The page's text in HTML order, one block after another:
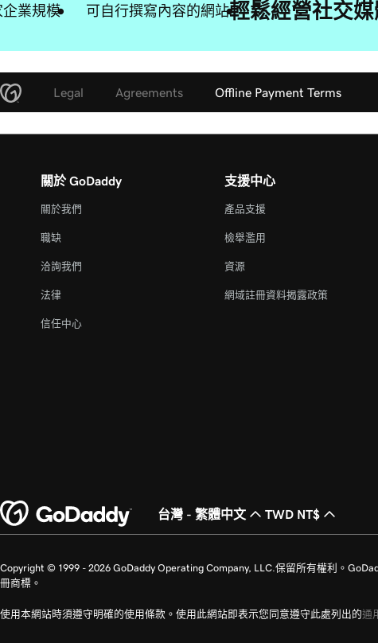
業規模 可自行撰寫內容的網站輕鬆經營社交媒
Legal Agreements Offline Payment Terms
關於 GoDaddy
關於我們
職缺
洽詢我們
法律
信任中心
支援中心
產品支援
檢舉濫用
資源
網域註冊資料揭露政策
台灣 - 繁體中文 TWD NT$
Copyright © 1999 - 2026 GoDaddy Operating Company, LLC.保留所有權利。
冊商標。
使用本網站時須遵守明確的使用條款。使用此網站即表示您同意遵守此處列出的通